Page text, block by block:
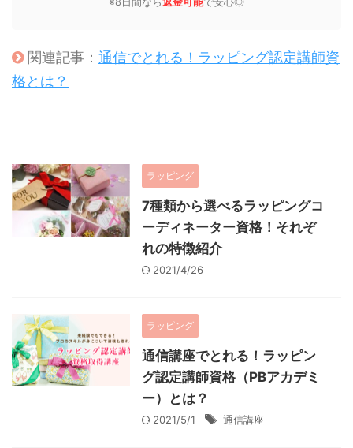
関連記事： 通信でとれる！ラッピング認定講師資
格とは？
ラッピング
7種類から選べるラッピングコ
ーディネーター資格！それぞ
れの特徴紹介
2021/4/26
ラッピング
通信講座でとれる！ラッピン
グ認定講師資格（PBアカデミ
ー）とは？
2021/5/1 通信講座